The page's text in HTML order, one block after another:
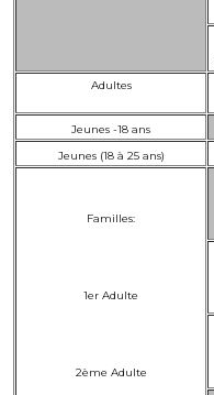
Adultes
Jeunes -18 ans
Jeunes (18 à 25 ans)
Familles:
1er Adulte
2ème Adulte